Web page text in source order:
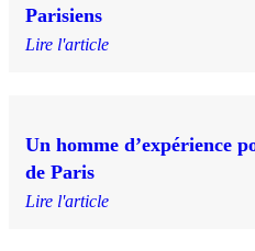
Parisiens
Lire l'article
Un homme d’expérience
de Paris
Lire l'article